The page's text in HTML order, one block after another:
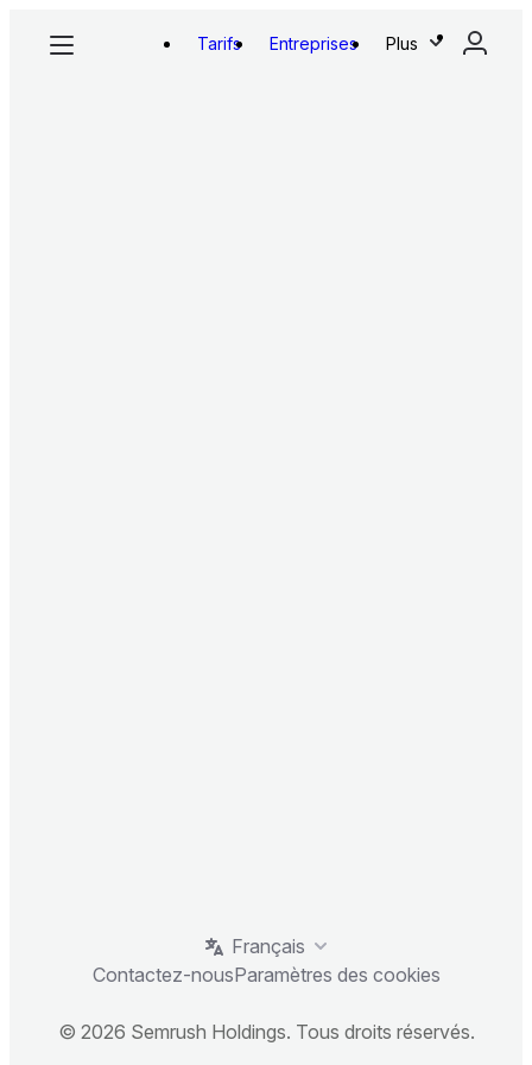
Tarifs Entreprises Plus
Français
Contactez-nousParamètres des cookies
© 2026 Semrush Holdings. Tous droits réservés.